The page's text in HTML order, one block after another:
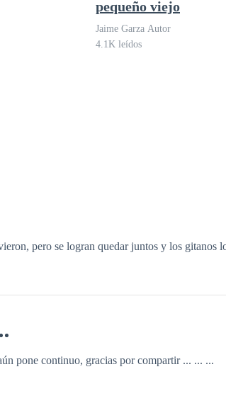
pequeño viejo
Jaime Garza Autor
4.1K leídos
pero se logran quedar juntos y los gitanos
pone continuo, gracias por compartir ... ... ...